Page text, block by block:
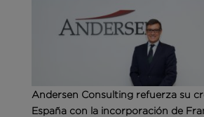
Andersen Consulting refuerza su
España con la incorporación de